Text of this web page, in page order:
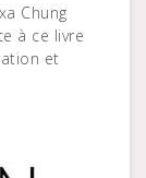
Chung
à ce livre
et